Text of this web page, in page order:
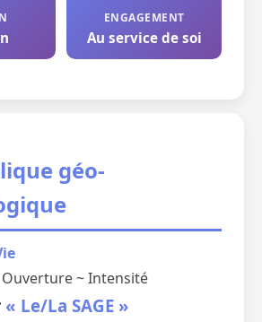
ENGAGEMENT
Au service de soi
géo-
~ Intensité
« Le/La SAGE »